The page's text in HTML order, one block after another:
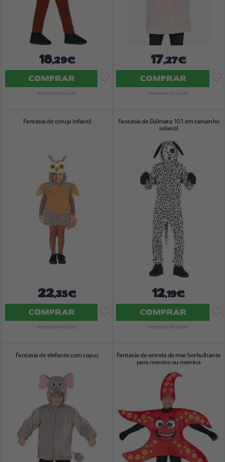
18,29€
COMPRAR
Imposto Incluído
17,27€
COMPRAR
Imposto Incluído
Fantasia de coruja infantil
22,35€
COMPRAR
Imposto Incluído
Fantasia de Dálmata 101 em tamanho
infantil
12,19€
COMPRAR
Imposto Incluído
Fantasia de elefante com capuz
Fantasia de estrela do mar borbulhante
para menino ou menina